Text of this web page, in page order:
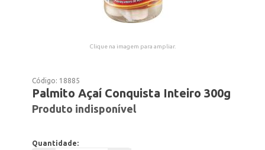
Clique na imagem para ampliar.
Código: 18885
Palmito Açaí Conquista Inteiro 300g
Produto indisponível
Quantidade: